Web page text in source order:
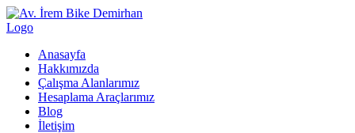
Anasayfa
Hakkımızda
Çalışma Alanlarımız
Hesaplama Araçlarımız
Blog
İletişim